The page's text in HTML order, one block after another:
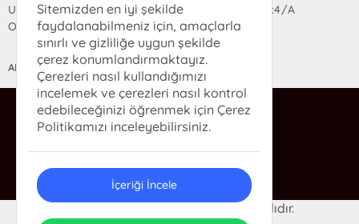
Uzun Sokak Saray Çarşısı Lara Sineması Girişi No:4/A
Ortahisar/TRABZON
ANASAYFA YARDIM İLETİŞİM
ra@rakitap.com
0(462) 326 49 71
© 2024 Ra Kitabevi. Her hakkı saklıdır.
Sitemizden en iyi şekilde
faydalanabilmeniz için, amaçlarla
sınırlı ve gizliliğe uygun şekilde
çerez konumlandırmaktayız.
Çerezleri nasıl kullandığımızı
incelemek ve çerezleri nasıl kontrol
edebileceğinizi öğrenmek için Çerez
Politikamızı inceleyebilirsiniz.
İçeriği İncele